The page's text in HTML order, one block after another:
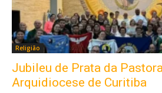
Religião
Jubileu de Prata da
Arquidiocese de Curitiba